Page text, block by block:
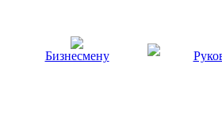
Бизнесмену